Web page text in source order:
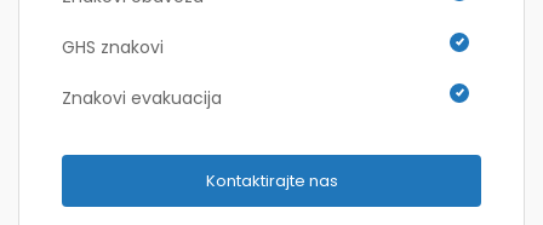
GHS znakovi
Znakovi evakuacija
Kontaktirajte nas